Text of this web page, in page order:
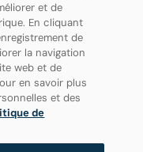
et de
En cliquant
de
la navigation
web et de
en savoir plus
et des
de